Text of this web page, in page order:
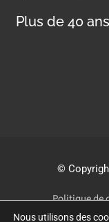
Plus de 40
©
Politique de
Nous utilisons des